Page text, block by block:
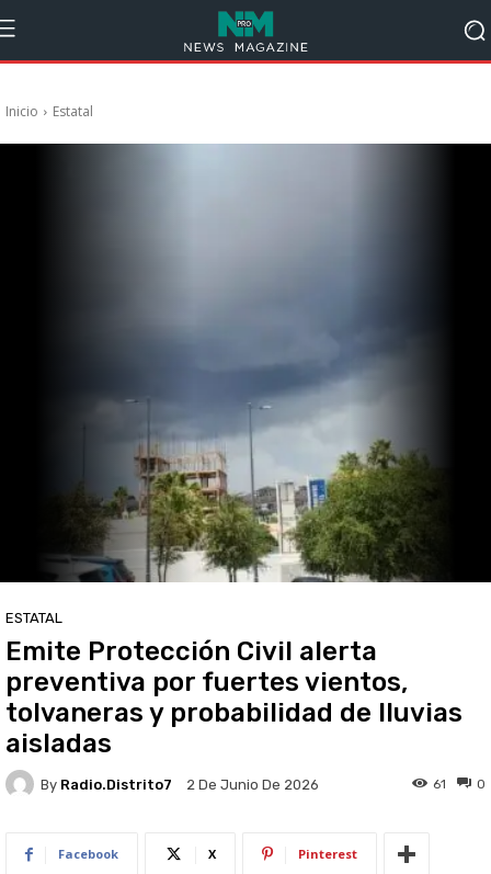
Inicio Estatal
ESTATAL
Emite Protección Civil alerta
preventiva por fuertes vientos,
tolvaneras y probabilidad de lluvias
aisladas
By Radio.distrito7 2 De Junio De 2026 0
61
Facebook X Pinterest